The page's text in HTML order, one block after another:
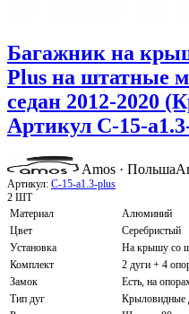
Багажник на
Plus на штатные
седан 2012-2020
Артикул C-15-
Amos · Польша
Артикул: C-15-a1.3-plus
2 ШТ
Материал
Алюминий
Цвет
Серебристый
Установка
На крышу со
Комплект
2 дуги + 4
Замок
Есть, на
Тип дуг
Крыловидные